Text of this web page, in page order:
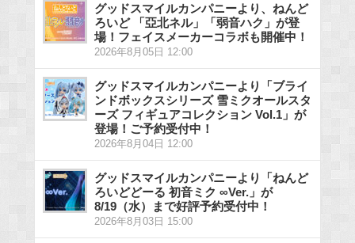
グッドスマイルカンパニーより、ねんど
ろいど 「亞北ネル」「弱音ハク」が登
場！フェイスメーカーコラボも開催中！
2026年8月05日 12:00
グッドスマイルカンパニーより「ブライ
ンドボックスシリーズ 雪ミクオールスタ
ーズ フィギュアコレクション Vol.1」が
登場！ご予約受付中！
2026年8月04日 12:00
グッドスマイルカンパニーより「ねんど
ろいどどーる 初音ミク ∞Ver.」が
8/19（水）まで好評予約受付中！
2026年8月03日 15:00